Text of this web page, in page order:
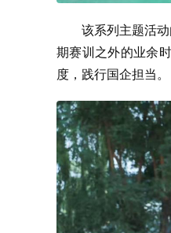
该系列主题活
期赛训之外的业余
度，践行国企担当。